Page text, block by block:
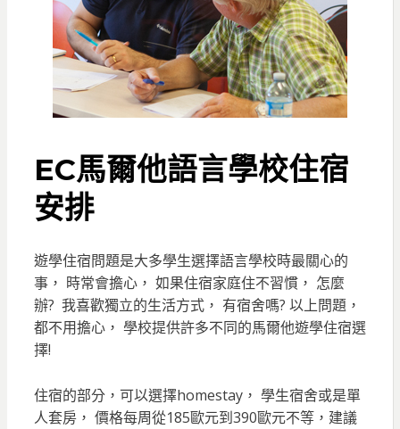
EC馬爾他語言學校住宿
安排
遊學住宿問題是大多學生選擇語言學校時最關心的
事， 時常會擔心， 如果住宿家庭住不習慣， 怎麼
辦? 我喜歡獨立的生活方式， 有宿舍嗎? 以上問題，
都不用擔心， 學校提供許多不同的馬爾他遊學住宿選
擇!
住宿的部分，可以選擇homestay， 學生宿舍或是單
人套房， 價格每周從185歐元到390歐元不等，建議